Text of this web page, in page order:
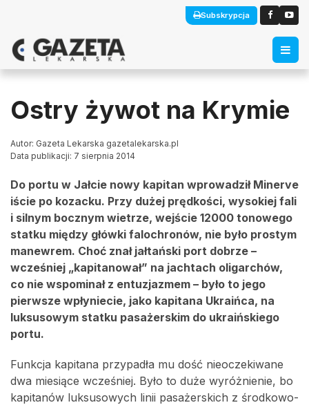
Subskrypcja
Ostry żywot na Krymie
Autor: Gazeta Lekarska gazetalekarska.pl
Data publikacji: 7 sierpnia 2014
Do portu w Jałcie nowy kapitan wprowadził Minerve
iście po kozacku. Przy dużej prędkości, wysokiej fali
i silnym bocznym wietrze, wejście 12000 tonowego
statku między główki falochronów, nie było prostym
manewrem. Choć znał jałtański port dobrze –
wcześniej „kapitanował” na jachtach oligarchów,
co nie wspominał z entuzjazmem – było to jego
pierwsze wpłyniecie, jako kapitana Ukraińca, na
luksusowym statku pasażerskim do ukraińskiego
portu.
Funkcja kapitana przypadła mu dość nieoczekiwane
dwa miesiące wcześniej. Było to duże wyróżnienie, bo
kapitanów luksusowych linii pasażerskich z środkowo-